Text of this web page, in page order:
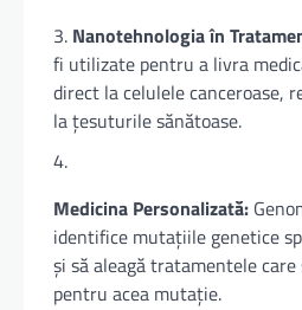
Nanotehnologia în
fi utilizate pentru a livra
direct la celulele canceroase,
la țesuturile sănătoase.
Medicina Personalizată:
identifice mutațiile genetice
și să aleagă tratamentele
pentru acea mutație.